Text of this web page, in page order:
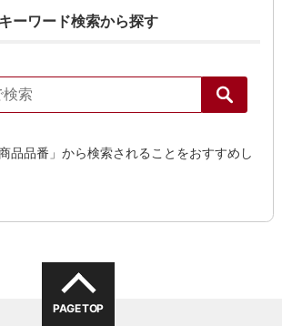
キーワード検索から探す
品品番」から検索されることをおすすめし
PAGE TOP